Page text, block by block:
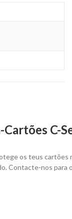
C-
os teus
Contacte-nos